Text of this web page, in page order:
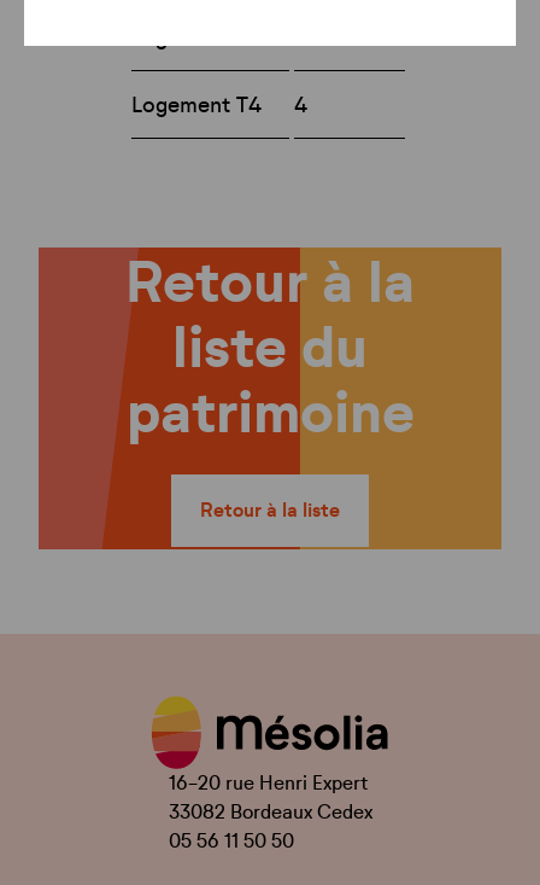
Logement T4 4
Retour à la
liste du
patrimoine
Retour à la liste
16-20 rue Henri Expert
33082 Bordeaux Cedex
05 56 11 50 50